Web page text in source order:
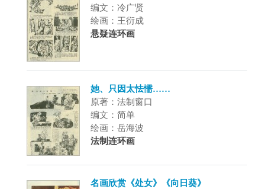
编文：冷广贤
绘画：王衍成
悬疑连环画
她、只因太怯懦……
原著：法制窗口
编文：简单
绘画：岳海波
法制连环画
名画欣赏《处女》《向日葵》